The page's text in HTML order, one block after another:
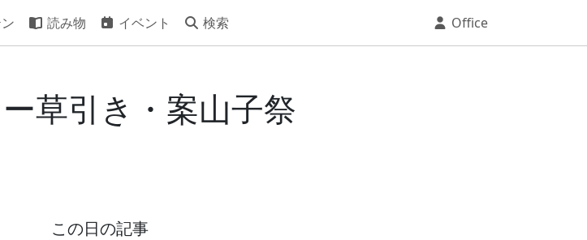
読み物 イベント 検索 Office
草引き・案山子祭
この日の記事